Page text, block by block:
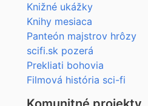
Knižné ukážky
Knihy mesiaca
Panteón majstrov hrôzy
scifi.sk pozerá
Prekliati bohovia
Filmová história sci-fi